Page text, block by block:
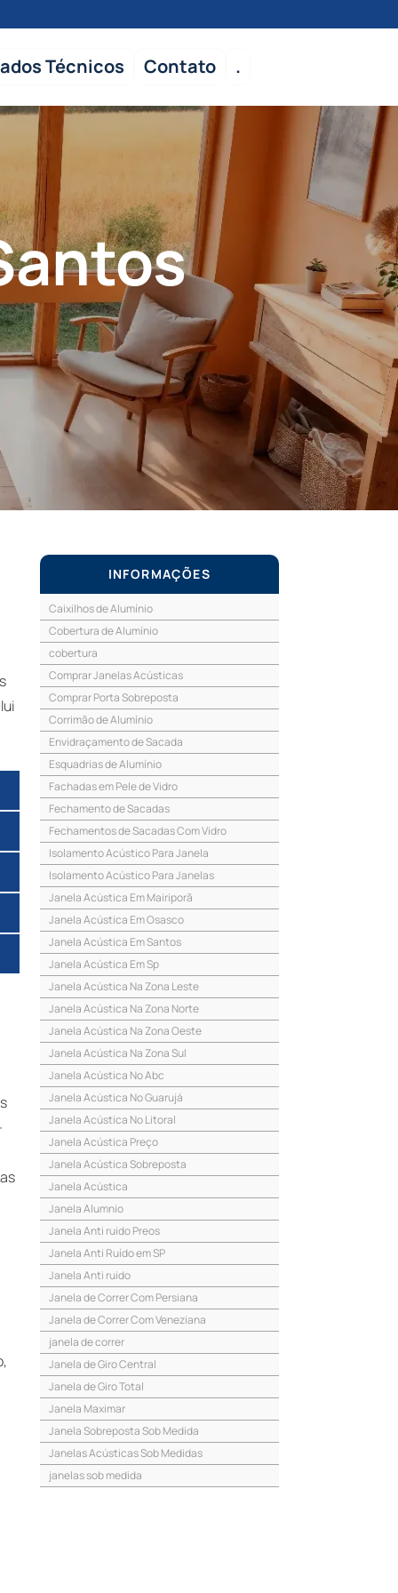
Técnicos Contato .
INFORMAÇÕES
Caixilhos de Alumínio
Cobertura de Alumínio
cobertura
Comprar Janelas Acústicas
Comprar Porta Sobreposta
Corrimão de Alumínio
Envidraçamento de Sacada
Esquadrias de Alumínio
Fachadas em Pele de Vidro
Fechamento de Sacadas
Fechamentos de Sacadas Com Vidro
Isolamento Acústico Para Janela
Isolamento Acústico Para Janelas
Janela Acústica Em Mairiporã
Janela Acústica Em Osasco
Janela Acústica Em Santos
Janela Acústica Em Sp
Janela Acústica Na Zona Leste
Janela Acústica Na Zona Norte
Janela Acústica Na Zona Oeste
Janela Acústica Na Zona Sul
Janela Acústica No Abc
Janela Acústica No Guarujá
Janela Acústica No Litoral
Janela Acústica Preço
Janela Acústica Sobreposta
Janela Acústica
Janela Alumnio
Janela Anti ruido Preos
Janela Anti Ruído em SP
Janela Anti ruido
Janela de Correr Com Persiana
Janela de Correr Com Veneziana
janela de correr
Janela de Giro Central
Janela de Giro Total
Janela Maximar
Janela Sobreposta Sob Medida
Janelas Acústicas Sob Medidas
janelas sob medida